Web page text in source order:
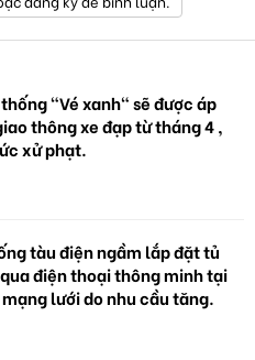
"Vé xanh" sẽ được áp
thông xe đạp từ tháng 4 ,
xử phạt.
tàu điện ngầm lắp đặt tủ
điện thoại thông minh tại
lưới do nhu cầu tăng.